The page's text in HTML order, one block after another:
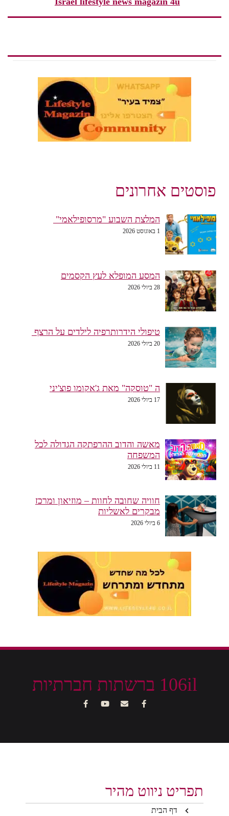
פוסטים אחרונים
המלצת השבוע "מרסופילאמי"
1 באוגוסט 2026
המסע המופלא לעץ הקסמים
28 ביולי 2026
טיפולי הידרותרפיה לילדים על הרצף
20 ביולי 2026
ה "טוסקה" מאת ג'אקומו פוצ'יני
17 ביולי 2026
מאשה והדוב ההרפתקה הגדולה לכל
המשפחה
11 ביולי 2026
חוויה שחובה לחוות – מוזיאון ומרכז
מבקרים לאשליות
6 ביולי 2026
106il ברשתות חברתיות
תפריט ניווט מהיר
דף הבית